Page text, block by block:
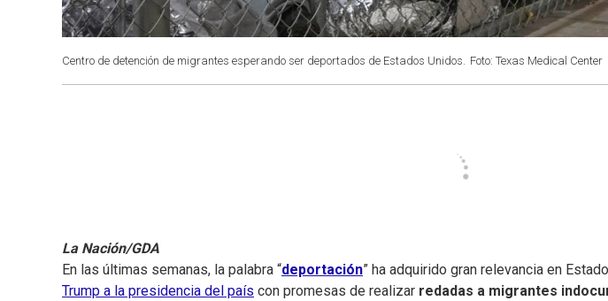
Centro de detención de migrantes esperando ser deportados de Estados Unidos. Foto: Texas Medical Center
La Nación/GDA
En las últimas semanas, la palabra “deportación” ha adquirido gran relevancia en
Trump a la presidencia del país con promesas de realizar redadas a migrantes